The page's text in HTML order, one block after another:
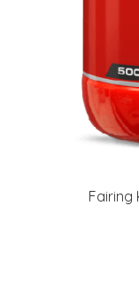
Fairing